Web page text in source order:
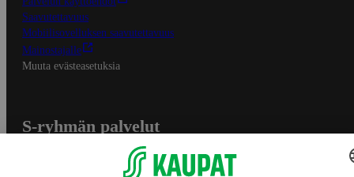
Saavutettavuus
Mobiilisovelluksen saavutettavuus
Mainostajalle
Muuta evästeasetuksia
S-ryhmän palvelut